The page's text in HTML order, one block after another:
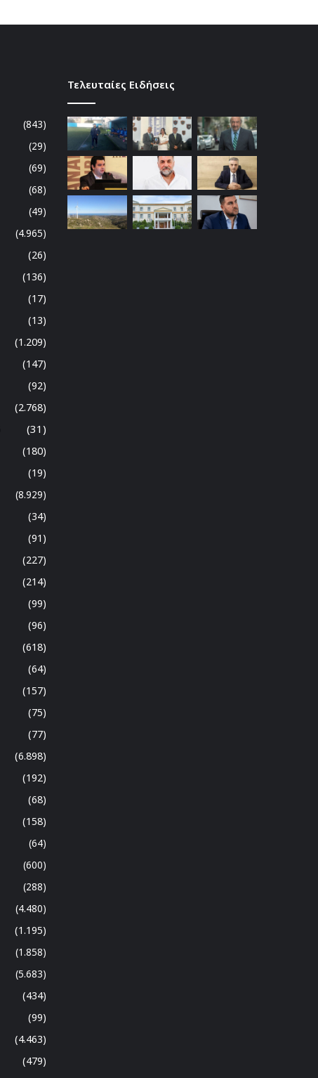
(843)
(29)
(69)
(68)
(49)
(4.965)
(26)
(136)
(17)
(13)
(1.209)
(147)
(92)
(2.768)
(31)
(180)
(19)
(8.929)
(34)
(91)
(227)
(214)
(99)
(96)
(618)
(64)
(157)
(75)
(77)
(6.898)
(192)
(68)
(158)
(64)
(600)
(288)
(4.480)
(1.195)
(1.858)
(5.683)
(434)
(99)
(4.463)
(479)
Τελευταίες Ειδήσεις